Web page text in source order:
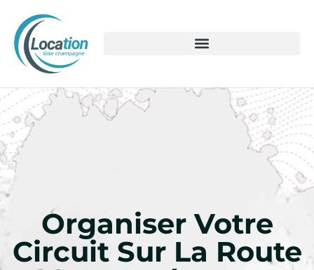
Organiser Votre
Circuit Sur La Route